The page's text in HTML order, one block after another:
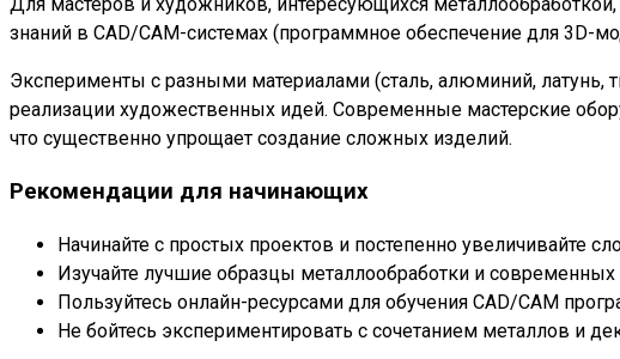
знаний в CAD/CAM-системах (программное обеспечение для 3D-
Эксперименты с разными материалами (сталь, алюминий, латунь,
реализации художественных идей. Современные мастерские
что существенно упрощает создание сложных изделий.
Рекомендации для начинающих
Начинайте с простых проектов и постепенно увеличивайте
Изучайте лучшие образцы металлообработки и современных
Пользуйтесь онлайн-ресурсами для обучения CAD/CAM
Не бойтесь экспериментировать с сочетанием металлов и